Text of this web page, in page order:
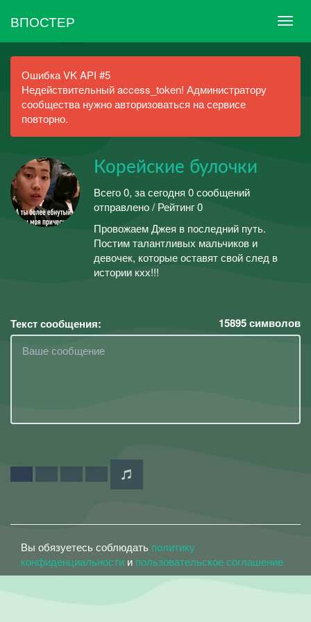
ВПОСТЕР
Ошибка VK API #5
Недействительный access_token! Администратору
сообщества нужно авторизоваться на сервисе
повторно.
Корейские булочки
Всего 0, за сегодня 0 сообщений
отправлено / Рейтинг 0
Провожаем Джея в последний путь.
Постим талантливых мальчиков и
девочек, которые оставят свой след в
истории кхх!!!
Текст сообщения: 15895символов
Вы обязуетесь соблюдать политику
конфиденциальности и пользовательское соглашение